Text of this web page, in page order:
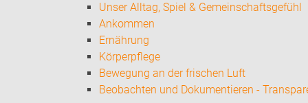
Unser Alltag, Spiel & Gemeinschaftsgefühl
Ankommen
Ernährung
Körperpflege
Bewegung an der frischen Luft
Beobachten und Dokumentieren -